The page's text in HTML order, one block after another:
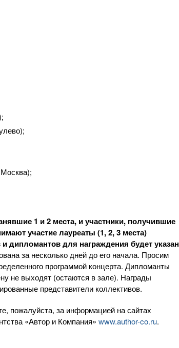
);
1 и 2 места, и участники, получившие
участие лауреаты (1, 2, 3 места)
дипломантов для награждения будет указан
за несколько дней до его начала. Просим
программой концерта. Дипломанты
не выходят (остаются в зале). Награды
представители коллективов.
пожалуйста, за информацией на сайтах
«Автор и Компания» www.author-co.ru.